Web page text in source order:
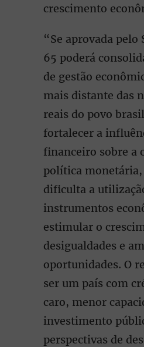
crescimento
“Se aprovada pelo
65 poderá
de gestão
mais distante das
reais do povo
fortalecer a
financeiro sobre a
política monetária,
dificulta a
instrumentos
estimular o
desigualdades e
oportunidades. O
ser um país com
caro, menor
investimento
perspectivas de